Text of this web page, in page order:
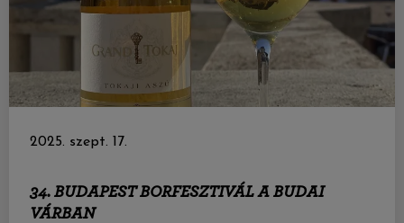
2025. szept. 17.
34. BUDAPEST BORFESZTIVÁL A BUDAI
VÁRBAN